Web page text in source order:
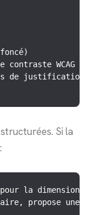
WCAG
de justification
Si la
la dimension
propose